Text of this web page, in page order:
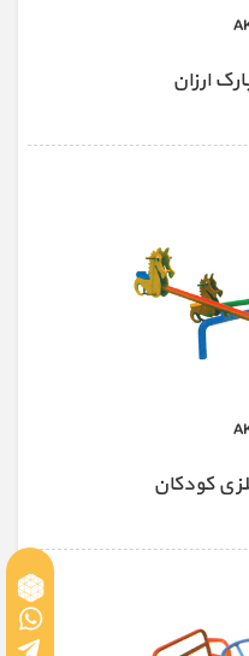
ارزان
کودکان